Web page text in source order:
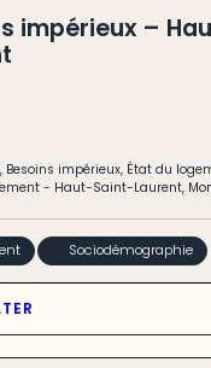
impérieux –
, Besoins impérieux, État du
- Haut-Saint-Laurent,
Sociodémographie